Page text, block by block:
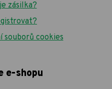
zásilka?
souborů cookies
e-shopu